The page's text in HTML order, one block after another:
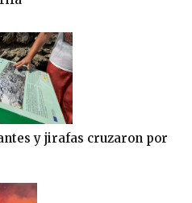
y jirafas cruzaron por